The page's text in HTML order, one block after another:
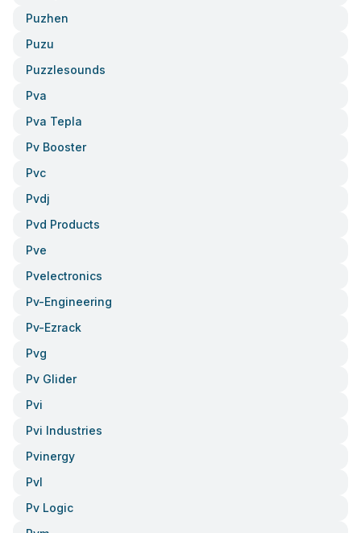
Puzhen
Puzu
Puzzlesounds
Pva
Pva Tepla
Pv Booster
Pvc
Pvdj
Pvd Products
Pve
Pvelectronics
Pv-Engineering
Pv-Ezrack
Pvg
Pv Glider
Pvi
Pvi Industries
Pvinergy
Pvl
Pv Logic